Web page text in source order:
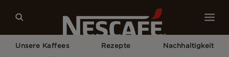
Unsere Kaffees Rezepte Nachhaltigkeit